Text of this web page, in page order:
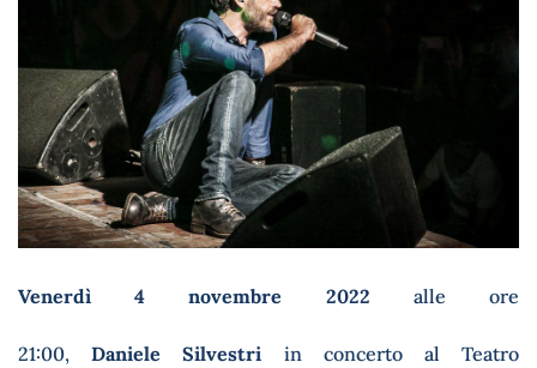
Venerdì 4 novembre 2022 alle ore
21:00,Daniele Silvestri in concerto al Teatro